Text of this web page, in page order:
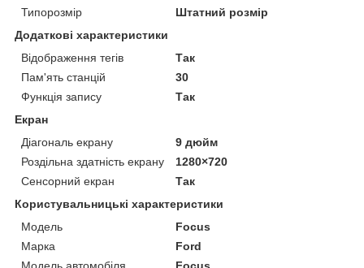
Типорозмір
Штатний розмір
Додаткові характеристики
Відображення тегів
Так
Пам'ять станцій
30
Функція запису
Так
Екран
Діагональ екрану
9 дюйм
Роздільна здатність екрану
1280×720
Сенсорний екран
Так
Користувальницькі характеристики
Мoдель
Focus
Марка
Ford